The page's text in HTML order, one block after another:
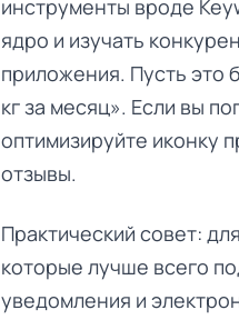
инструменты вроде
ядро и изучать
приложения. Пусть это
кг за месяц». Если вы
оптимизируйте иконку
отзывы.
Практический совет:
которые лучше всего
уведомления и